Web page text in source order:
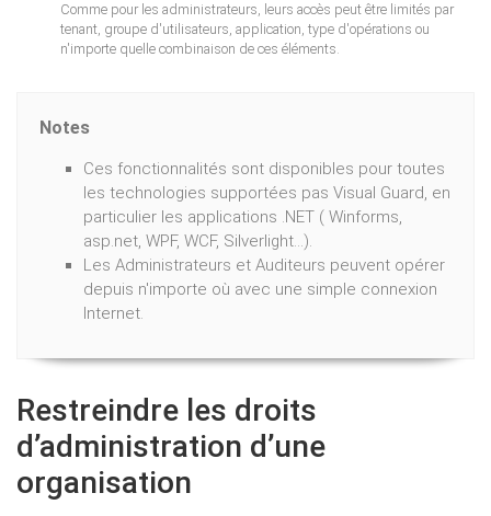
Comme pour les administrateurs, leurs accès peut être limités par
tenant, groupe d'utilisateurs, application, type d'opérations ou
n'importe quelle combinaison de ces éléments.
Notes
Ces fonctionnalités sont disponibles pour toutes
les technologies supportées pas Visual Guard, en
particulier les applications .NET ( Winforms,
asp.net, WPF, WCF, Silverlight...).
Les Administrateurs et Auditeurs peuvent opérer
depuis n'importe où avec une simple connexion
Internet.
Restreindre les droits
d’administration d’une
organisation